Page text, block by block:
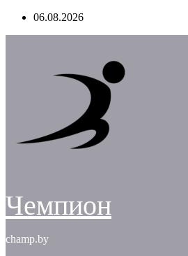
Перейти06.08.2026
Чемпион
champ.by